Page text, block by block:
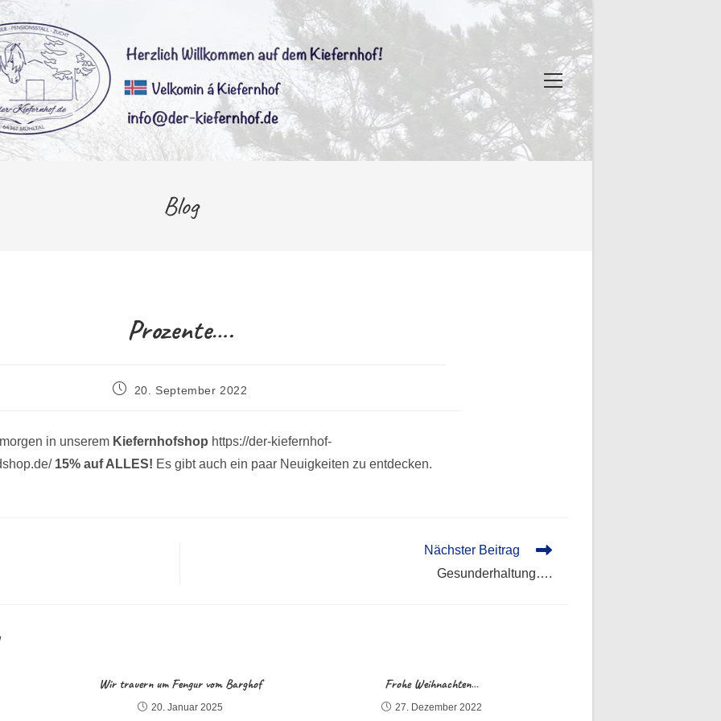
Hauptmenü
Blog
Prozente….
Beitrag20. September 2022
in unserem Kiefernhofshop https://der-kiefernhof-
15% auf ALLES! Es gibt auch ein paar Neuigkeiten zu entdecken.
Nächster Beitrag
Gesunderhaltung….
Wir trauern um Fengur vom Barghof
20. Januar 2025
Frohe Weihnachten…
27. Dezember 2022